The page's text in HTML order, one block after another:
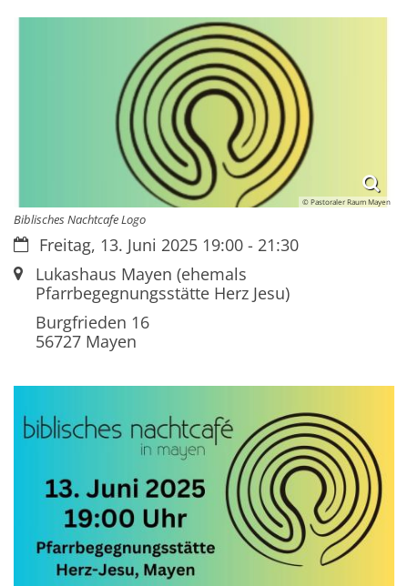
© Pastoraler Raum Mayen
Biblisches Nachtcafe Logo
Datum:Freitag, 13. Juni 2025 19:00 - 21:30
Ort:Lukashaus Mayen (ehemals
Pfarrbegegnungsstätte Herz Jesu)
Burgfrieden 16
56727Mayen